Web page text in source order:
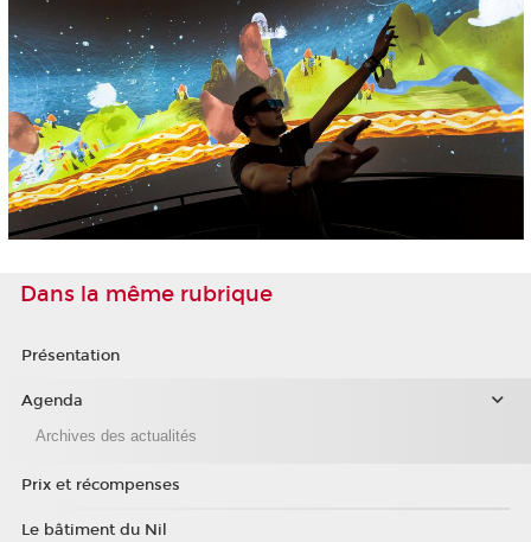
Dans la même rubrique
Présentation
Agenda
Archives des actualités
Prix et récompenses
Le bâtiment du Nil